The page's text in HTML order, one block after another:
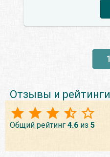
1
Отзывы и рейтинги
Общий рейтинг 4.6 из 5